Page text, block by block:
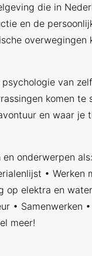
die in
en de
overwegingen
van
komen te
en waar je
en onderwerpen
• Werken
op elektra en
• Samenwerken
meer!